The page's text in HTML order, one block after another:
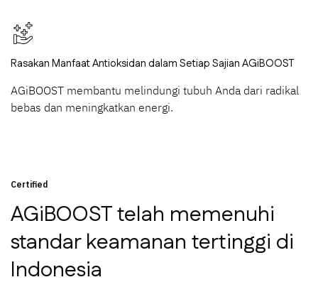
Rasakan Manfaat Antioksidan dalam Setiap Sajian AGiBOOST
AGiBOOST membantu melindungi tubuh Anda dari radikal
bebas dan meningkatkan energi.
Certified
AGiBOOST telah memenuhi
standar keamanan tertinggi di
Indonesia